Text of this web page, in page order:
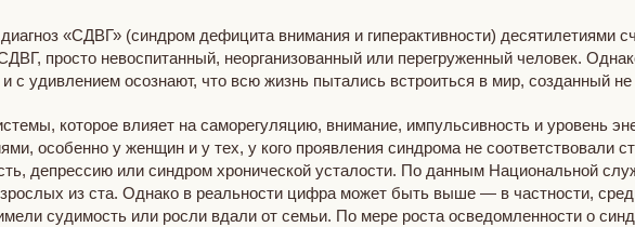
«СДВГ» (синдром дефицита внимания и гиперактивности)
просто невоспитанный, неорганизованный или перегруженный человек.
удивлением осознают, что всю жизнь пытались встроиться в мир, созданный
которое влияет на саморегуляцию, внимание, импульсивность и уровень
особенно у женщин и у тех, у кого проявления синдрома не соответствовали
депрессию или синдром хронической усталости. По данным Национальной
из ста. Однако в реальности цифра может быть выше — в частности,
судимость или росли вдали от семьи. По мере роста осведомленности о